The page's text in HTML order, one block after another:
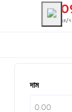
২৪/৭
দাম